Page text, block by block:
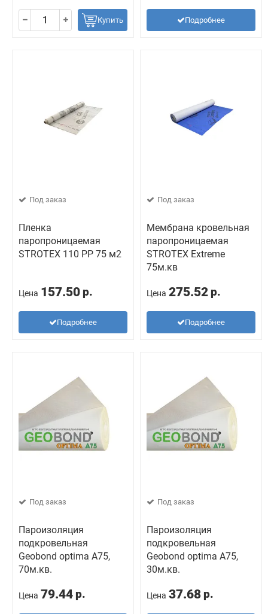
Купить Подробнее
Под заказ
Пленка
паропроницаемая
STROTEX 110 PP 75 м2
Цена 157.50 р.
Подробнее
Под заказ
Мембрана кровельная
паропроницаемая
STROTEX Extreme
75м.кв
Цена 275.52 р.
Подробнее
Под заказ
Пароизоляция
подкровельная
Geobond optima A75,
70м.кв.
Цена 79.44 р.
Под заказ
Пароизоляция
подкровельная
Geobond optima A75,
30м.кв.
Цена 37.68 р.